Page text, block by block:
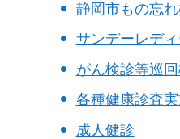
静岡市もの忘
サンデーレデ
がん検診等巡
各種健康診査
成人健診